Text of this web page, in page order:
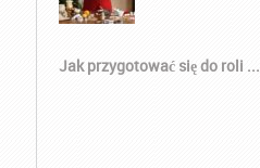
Jak przygotować się do roli ...